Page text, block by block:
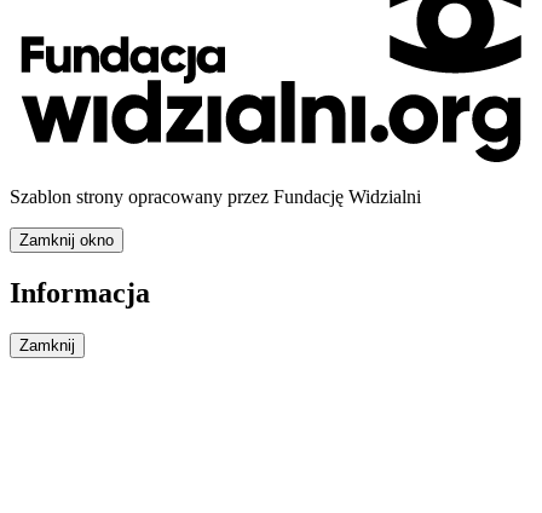
Szablon strony opracowany przez Fundację Widzialni
Zamknij okno
Informacja
Zamknij